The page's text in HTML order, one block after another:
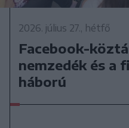
2026. július 27., hétfő
Facebook-
nemzedék és
háború